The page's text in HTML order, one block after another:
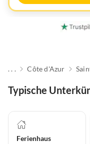
. . . Côte d'Azur
Typische
Ferienhaus